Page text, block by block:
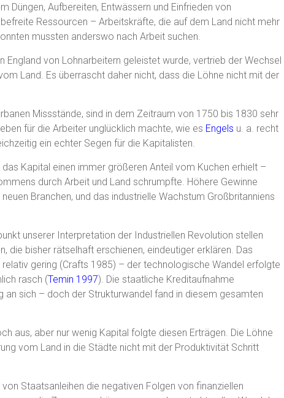
Düngen, Aufbereiten, Entwässern und Einfrieden von
Ressourcen – Arbeitskräfte, die auf dem Land nicht mehr
mussten anderswo nach Arbeit suchen.
England von Lohnarbeitern geleistet wurde, vertrieb der Wechsel
Land. Es überrascht daher nicht, dass die Löhne nicht mit der
Missstände, sind in dem Zeitraum von 1750 bis 1830 sehr
für die Arbeiter unglücklich machte, wie es Engels u. a. recht
ein echter Segen für die Kapitalisten.
Kapital einen immer größeren Anteil vom Kuchen erhielt –
durch Arbeit und Land schrumpfte. Höhere Gewinne
Branchen, und das industrielle Wachstum Großbritanniens
unserer Interpretation der Industriellen Revolution stellen
die bisher rätselhaft erschienen, eindeutiger erklären. Das
gering (Crafts 1985) – der technologische Wandel erfolgte
rasch (Temin 1997). Die staatliche Kreditaufnahme
an sich – doch der Strukturwandel fand in diesem gesamten
aus, aber nur wenig Kapital folgte diesen Erträgen. Die Löhne
vom Land in die Städte nicht mit der Produktivität Schritt
Staatsanleihen die negativen Folgen von finanziellen